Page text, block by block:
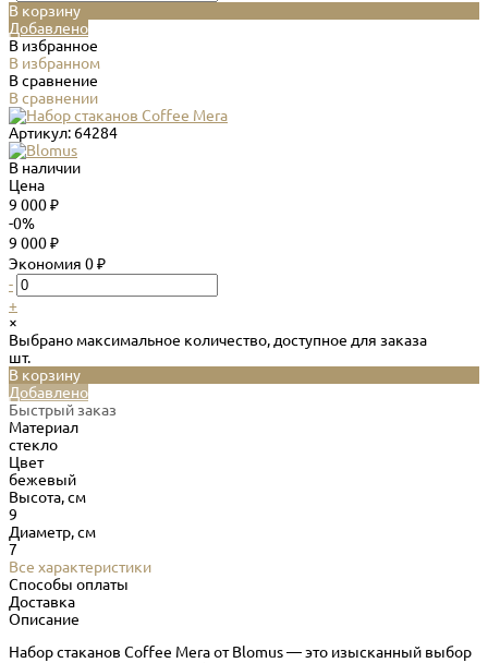
В корзину
Добавлено
В избранное
В избранном
В сравнение
В сравнении
Артикул: 64284
В наличии
Цена
9 000 ₽
-0%
9 000 ₽
Экономия 0 ₽
-
+
×
Выбрано максимальное количество, доступное для заказа
шт.
В корзину
Добавлено
Быстрый заказ
Материал
стекло
Цвет
бежевый
Высота, см
9
Диаметр, см
7
Все характеристики
Способы оплаты
Доставка
Описание
Набор стаканов Coffee Mera от Blomus — это изысканный выбор